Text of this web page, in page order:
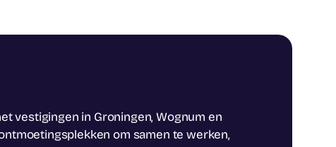
vestigingen in Groningen, Wognum en
om samen te werken,